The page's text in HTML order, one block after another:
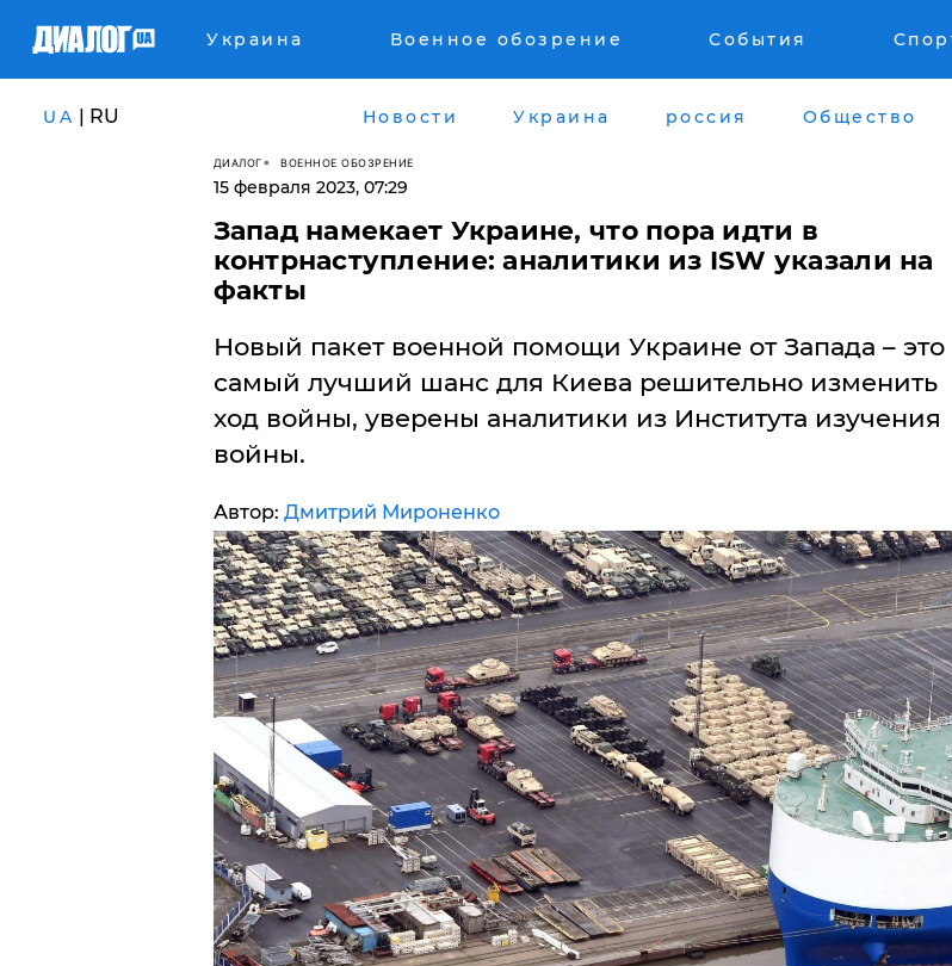
Украина Военное обозрение События
UA | RU Новости Украина россия Общество
ДИАЛОГ ВОЕННОЕ ОБОЗРЕНИЕ
15 февраля 2023, 07:29
​Запад намекает Украине, что пора идти в
контрнаступление: аналитики из ISW указали на
факты
Новый пакет военной помощи Украине от Запада – это
самый лучший шанс для Киева решительно изменить
ход войны, уверены аналитики из Института изучения
войны.
Автор: Дмитрий Мироненко